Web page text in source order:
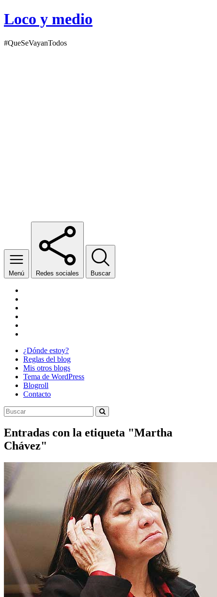
Loco y medio
#QueSeVayanTodos
Menú Redes sociales Buscar
¿Dónde estoy?
Reglas del blog
Mis otros blogs
Tema de WordPress
Blogroll
Contacto
Entradas con la etiqueta "Martha
Chávez"